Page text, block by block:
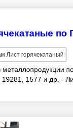
по
Лист горячекатаный
1577 и др. -